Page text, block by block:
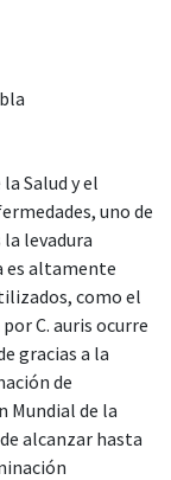
Salud y el
uno de
levadura
es altamente
como el
C. auris ocurre
gracias a la
de
Mundial de la
alcanzar hasta